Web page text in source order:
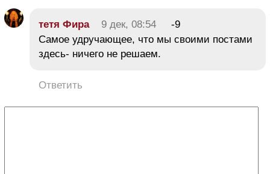
тетя Фира 9 дек, 08:54
-9
Самое удручающее, что мы своими постами
здесь- ничего не решаем.
Ответить